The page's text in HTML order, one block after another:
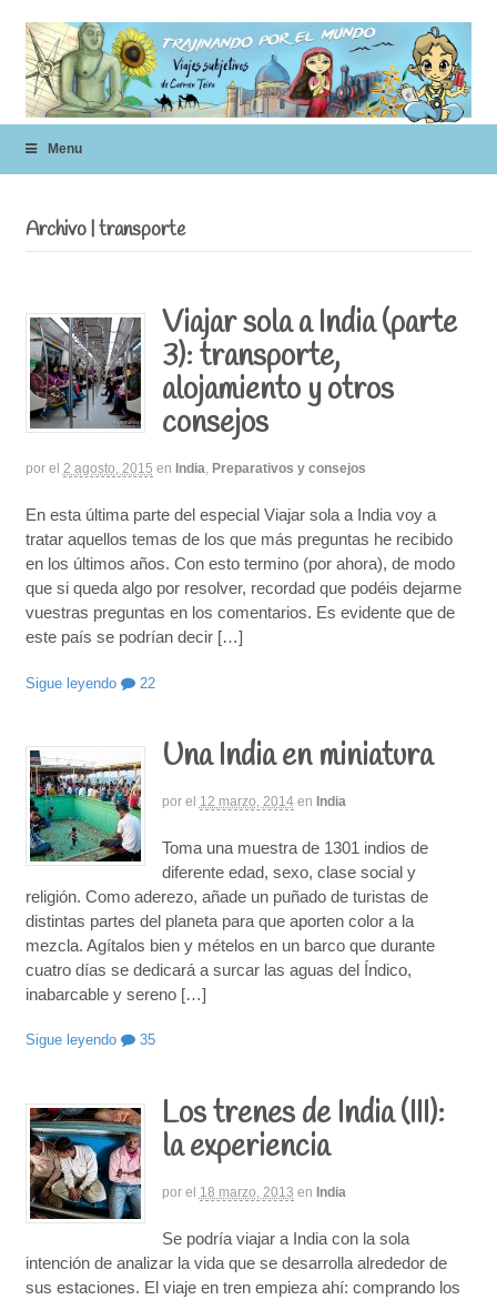
Menu
Archivo | transporte
Viajar sola a India (parte
3): transporte,
alojamiento y otros
consejos
por el 2 agosto, 2015 en India, Preparativos y consejos
En esta última parte del especial Viajar sola a India voy a
tratar aquellos temas de los que más preguntas he recibido
en los últimos años. Con esto termino (por ahora), de modo
que si queda algo por resolver, recordad que podéis dejarme
vuestras preguntas en los comentarios. Es evidente que de
este país se podrían decir […]
Sigue leyendo 22
Una India en miniatura
por el 12 marzo, 2014 en India
Toma una muestra de 1301 indios de
diferente edad, sexo, clase social y
religión. Como aderezo, añade un puñado de turistas de
distintas partes del planeta para que aporten color a la
mezcla. Agítalos bien y mételos en un barco que durante
cuatro días se dedicará a surcar las aguas del Índico,
inabarcable y sereno […]
Sigue leyendo 35
Los trenes de India (III):
la experiencia
por el 18 marzo, 2013 en India
Se podría viajar a India con la sola
intención de analizar la vida que se desarrolla alrededor de
sus estaciones. El viaje en tren empieza ahí: comprando los